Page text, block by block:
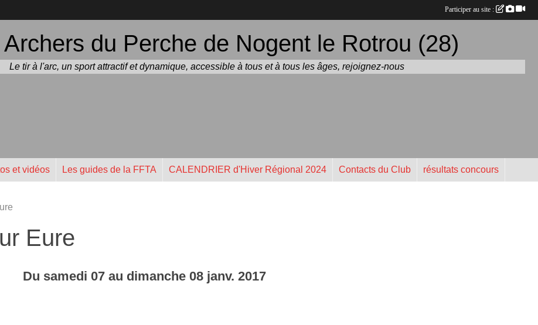
Archers du Perche de Nogent le Rotrou (28)
Le tir à l'arc, un sport attractif et dynamique, accessible à tous et à tous les âges, rejoignez-nous
et vidéos Les guides de la FFTA CALENDRIER d'Hiver Régional 2024 Contacts du Club résultats concours
Eure
Du samedi 07au dimanche 08 janv. 2017
Participer au site :